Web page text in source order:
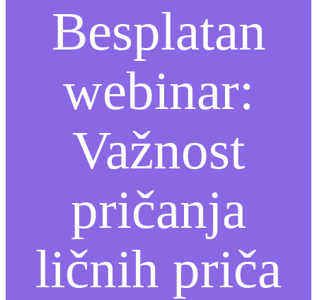
Besplatan
webinar:
Važnost
pričanja
ličnih priča